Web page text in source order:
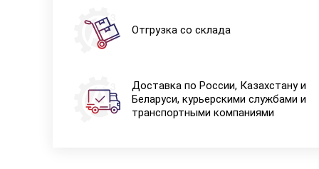
Отгрузка со склада
Доставка по России, Казахстану и
Беларуси, курьерскими службами и
транспортными компаниями